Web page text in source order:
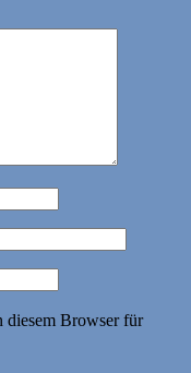
diesem Browser für